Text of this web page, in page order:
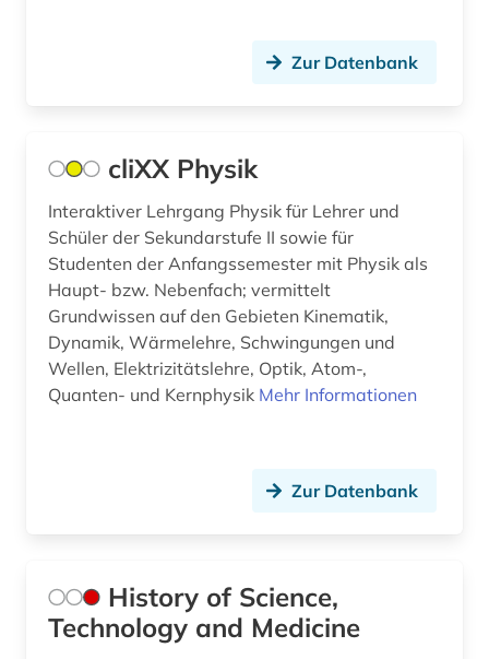
administrative service (1)
adorno (1)
adressbuch (106)
adresse (10)
adreßbuch (9)
adventisten (1)
Russland, Sowjetunion (191)
Saarland (26)
Sachsen (44)
Sachsen-Anhalt (19)
Serbien (30)
Skandinavien (20)
Zur Datenbank
cliXX Physik
Interaktiver Lehrgang Physik für Lehrer und
Schüler der Sekundarstufe II sowie für
Studenten der Anfangssemester mit Physik als
Haupt- bzw. Nebenfach; vermittelt
Grundwissen auf den Gebieten Kinematik,
Dynamik, Wärmelehre, Schwingungen und
Wellen, Elektrizitätslehre, Optik, Atom-,
Quanten- und Kernphysik Mehr Informationen
Zur Datenbank
History of Science,
Technology and Medicine